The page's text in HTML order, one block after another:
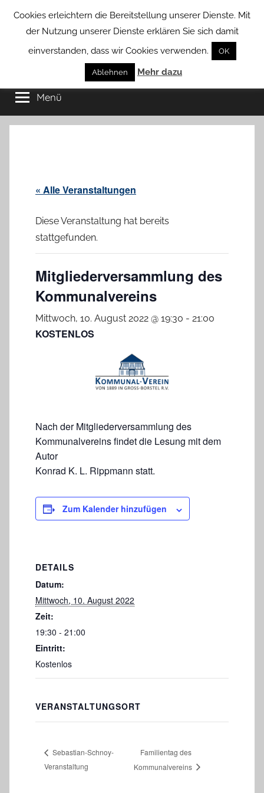
Borstel
von
Groß
Borstel
Menü
« Alle Veranstaltungen
Diese Veranstaltung hat bereits
stattgefunden.
Mitgliederversammlung des
Kommunalvereins
Mittwoch, 10. August 2022 @ 19:30 - 21:00
KOSTENLOS
Nach der Mitgliederversammlung des
Kommunalvereins findet die Lesung mit dem
Autor
Konrad K. L. Rippmann statt.
Zum Kalender hinzufügen
DETAILS
Datum:
Mittwoch, 10. August 2022
Zeit:
19:30 - 21:00
Eintritt:
Kostenlos
VERANSTALTUNGSORT
Sebastian-Schnoy-
Veranstaltung
Familientag des
Kommunalvereins
Cookies erleichtern die Bereitstellung unserer Dienste. Mit
der Nutzung unserer Dienste erklären Sie sich damit
einverstanden, dass wir Cookies verwenden.
OK
Ablehnen Mehr dazu